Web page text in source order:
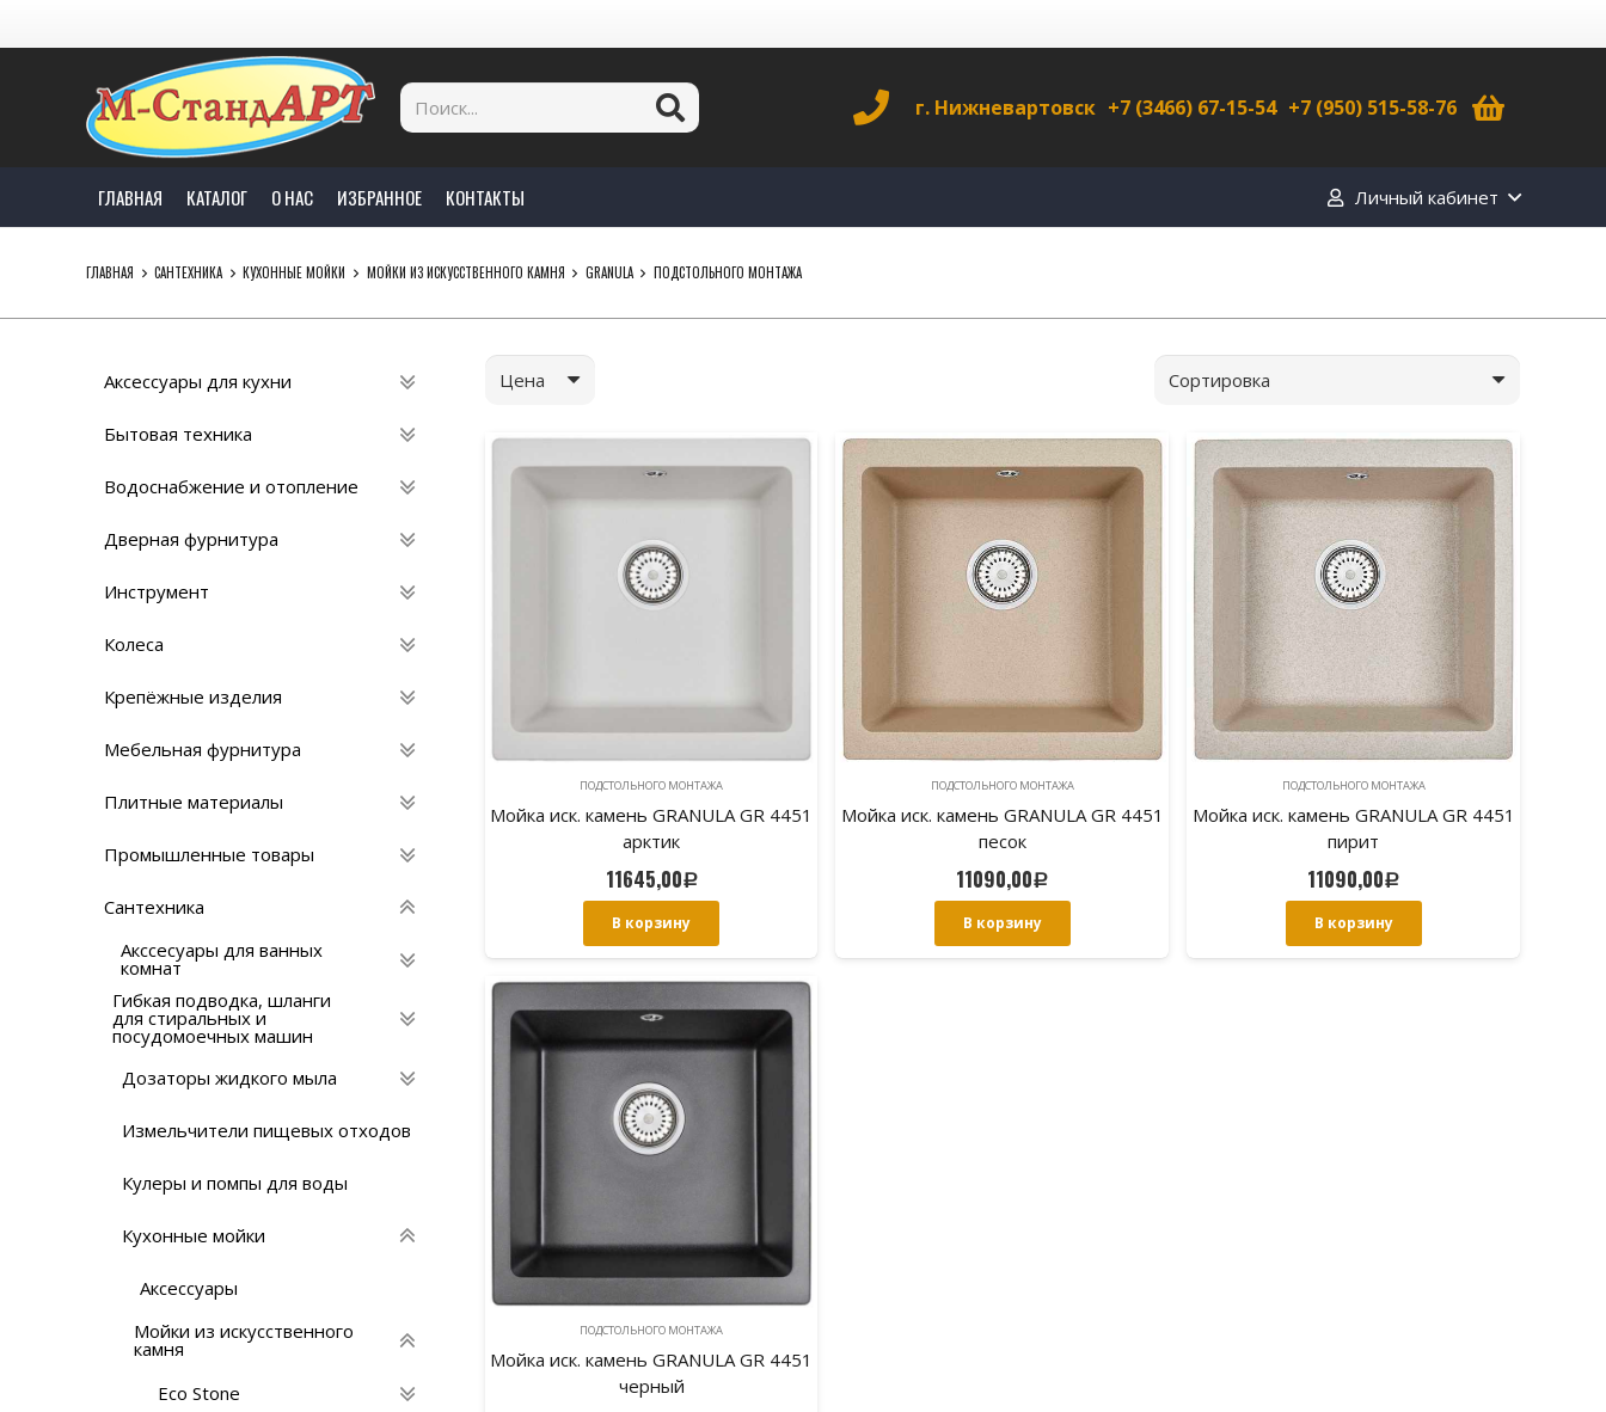
г. Нижневартовск +7 (3466) 67-15-54 +7 (950) 515-58-76
ГЛАВНАЯ КАТАЛОГ О НАС ИЗБРАННОЕ КОНТАКТЫ Личный кабинет
ГЛАВНАЯ САНТЕХНИКА КУХОННЫЕ МОЙКИ МОЙКИ ИЗ ИСКУССТВЕННОГО КАМНЯ GRANULA ПОДСТОЛЬНОГО МОНТАЖА
Аксессуары для кухни
Бытовая техника
Водоснабжение и отопление
Дверная фурнитура
Инструмент
Колеса
Крепёжные изделия
Мебельная фурнитура
Плитные материалы
Промышленные товары
Сантехника
Акссесуары для ванных
комнат
Гибкая подводка, шланги
для стиральных и
посудомоечных машин
Дозаторы жидкого мыла
Измельчители пищевых отходов
Кулеры и помпы для воды
Кухонные мойки
Аксессуары
Мойки из искусственного
камня
Eco Stone
Цена
ПОДСТОЛЬНОГО МОНТАЖА
Мойка иск. камень GRANULA GR 4451
арктик
11645,00Р
В корзину
ПОДСТОЛЬНОГО МОНТАЖА
Мойка иск. камень GRANULA GR 4451
песок
11090,00Р
В корзину
ПОДСТОЛЬНОГО МОНТАЖА
Мойка иск. камень GRANULA GR 4451
пирит
11090,00Р
В корзину
ПОДСТОЛЬНОГО МОНТАЖА
Мойка иск. камень GRANULA GR 4451
черный